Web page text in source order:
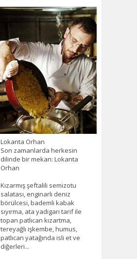
Lokanta Orhan
Son zamanlarda herkesin
dilinde bir mekan: Lokanta
Orhan
Kızarmış şeftalili semizotu
salatası, enginarlı deniz
börülcesi, bademli kabak
sıyırma, ata yadigarı tarif ile
topan patlıcan kızartma,
tereyağlı işkembe, humus,
patlıcan yatağında isli et ve
diğerleri...